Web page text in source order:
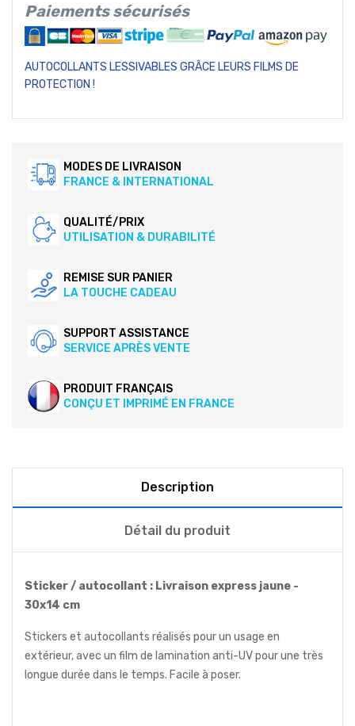
Paiements sécurisés
AUTOCOLLANTS LESSIVABLES GRÂCE LEURS FILMS DE
PROTECTION !
MODES DE LIVRAISON
FRANCE & INTERNATIONAL
QUALITÉ/PRIX
UTILISATION & DURABILITÉ
REMISE SUR PANIER
LA TOUCHE CADEAU
SUPPORT ASSISTANCE
SERVICE APRÈS VENTE
PRODUIT FRANÇAIS
CONÇU ET IMPRIMÉ EN FRANCE
Description
Détail du produit
Sticker / autocollant : Livraison express jaune -
30x14 cm
Stickers et autocollants réalisés pour un usage en
extérieur, avec un film de lamination anti-UV pour une très
longue durée dans le temps. Facile à poser.